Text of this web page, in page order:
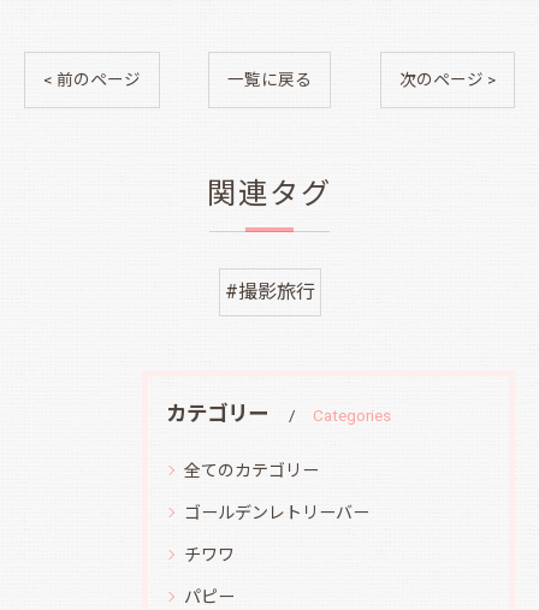
< 前のページ 一覧に戻る 次のページ >
関連タグ
#撮影旅行
カテゴリー Categories
全てのカテゴリー
ゴールデンレトリーバー
チワワ
パピー